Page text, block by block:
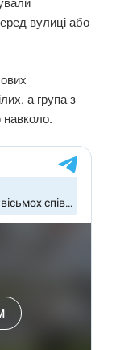
вулиці або
а група з